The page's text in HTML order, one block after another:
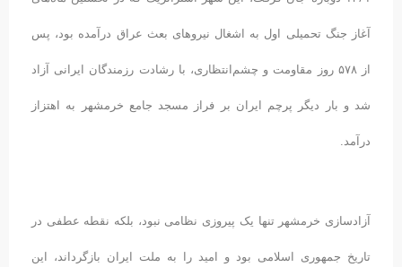
آغاز جنگ تحمیلی اول به اشغال نیروهای بعث عراق درآمده بود، پس
از ۵۷۸ روز مقاومت و چشم‌انتظاری، با رشادت رزمندگان ایرانی آزاد
شد و بار دیگر پرچم ایران بر فراز مسجد جامع خرمشهر به اهتزاز
درآمد.
آزادسازی خرمشهر تنها یک پیروزی نظامی نبود، بلکه نقطه عطفی در
تاریخ جمهوری اسلامی بود و امید را به ملت ایران بازگرداند، این